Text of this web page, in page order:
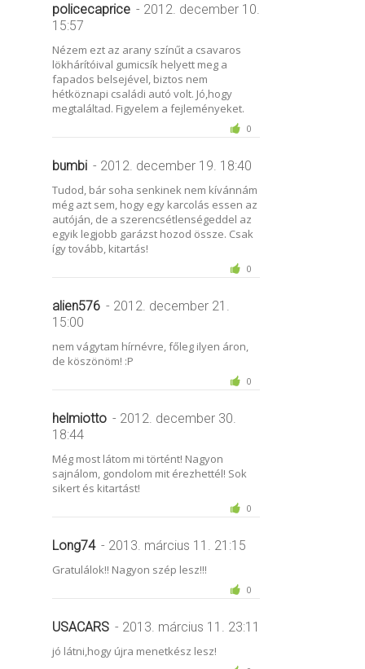
policecaprice - 2012. december 10.
15:57
Nézem ezt az arany színűt a csavaros
lökhárítóival gumicsík helyett meg a
fapados belsejével, biztos nem
hétköznapi családi autó volt. Jó,hogy
megtaláltad. Figyelem a fejleményeket.
0
bumbi - 2012. december 19. 18:40
Tudod, bár soha senkinek nem kívánnám
még azt sem, hogy egy karcolás essen az
autóján, de a szerencsétlenségeddel az
egyik legjobb garázst hozod össze. Csak
így tovább, kitartás!
0
alien576 - 2012. december 21.
15:00
nem vágytam hírnévre, főleg ilyen áron,
de köszönöm! :P
0
helmiotto - 2012. december 30.
18:44
Még most látom mi történt! Nagyon
sajnálom, gondolom mit érezhettél! Sok
sikert és kitartást!
0
Long74 - 2013. március 11. 21:15
Gratulálok!! Nagyon szép lesz!!!
0
USACARS - 2013. március 11. 23:11
jó látni,hogy újra menetkész lesz!